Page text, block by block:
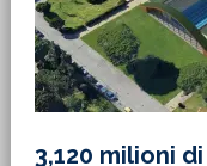
3,120 milioni